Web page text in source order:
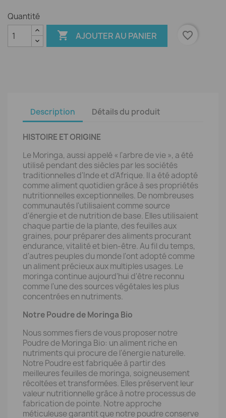
Quantité
 AJOUTER AU PANIER favorite_border
Description Détails du produit
HISTOIRE ET ORIGINE
Le Moringa, aussi appelé « l'arbre de vie », a été
utilisé pendant des siècles par les sociétés
traditionnelles d'Inde et d'Afrique. Il a été adopté
comme aliment quotidien grâce à ses propriétés
nutritionnelles exceptionnelles. De nombreuses
communautés l'utilisaient comme source
d'énergie et de nutrition de base. Elles utilisaient
chaque partie de la plante, des feuilles aux
graines, pour préparer des aliments procurant
endurance, vitalité et bien-être. Au fil du temps,
d'autres peuples du monde l'ont adopté comme
un aliment précieux aux multiples usages. Le
moringa continue aujourd'hui d'être reconnu
comme l'une des sources végétales les plus
concentrées en nutriments.
Notre Poudre de Moringa Bio
Nous sommes fiers de vous proposer notre
Poudre de Moringa Bio: un aliment riche en
nutriments qui procure de l'énergie naturelle.
Notre Poudre est fabriquée à partir des
meilleures feuilles de moringa, soigneusement
récoltées et transformées. Elles préservent leur
valeur nutritionnelle grâce à notre processus de
fabrication de pointe. Notre approche
méticuleuse garantit que notre poudre conserve